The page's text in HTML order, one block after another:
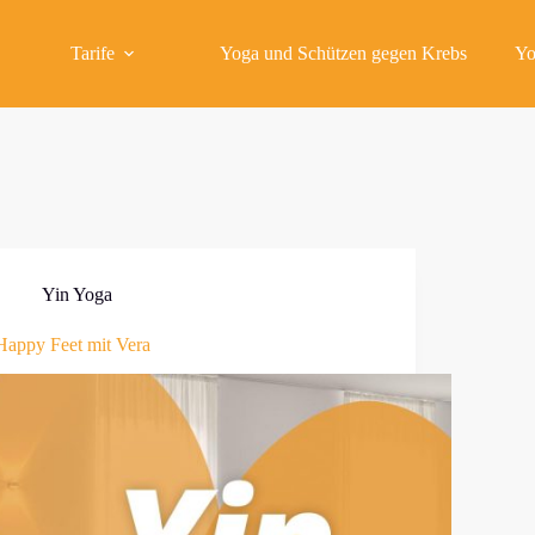
Tarife Yoga und Schützen gegen Krebs
Yin Yoga
Feet mit Vera